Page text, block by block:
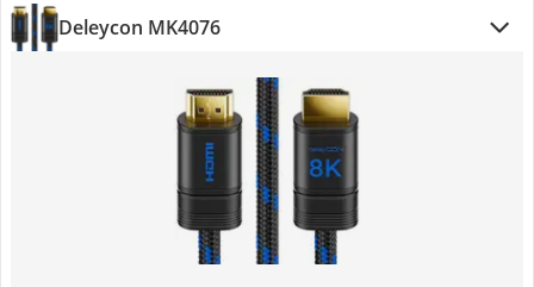
Deleycon MK4076